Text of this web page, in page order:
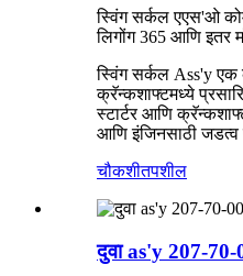
स्विंग सर्कल एएस'ओ
लिगोंग 365 आणि इतर
स्विंग सर्कल Ass'y एक
क्रॅन्कशाफ्टमध्ये
स्टार्टर आणि
आणि इंजिनसाठी जडत्व
चौकशीतपशील
दुवा as'y 207-70-